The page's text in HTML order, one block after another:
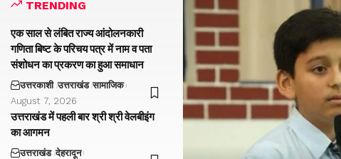
TRENDING
एक साल से लंबित राज्य आंदोलनकारी
गणिता बिष्ट के परिचय पत्र में नाम व पता
संशोधन का प्रकरण का हुआ समाधान
उत्तरकाशी उत्तराखंड सामाजिक
August 7, 2026
उत्तराखंड में पहली बार श्री श्री वेलबीइंग
का आगमन
उत्तराखंड देहरादून